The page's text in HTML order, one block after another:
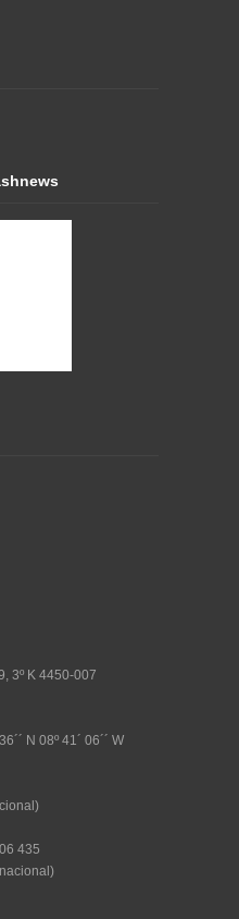
3º K 4450-007
N 08º 41´ 06´´ W
435